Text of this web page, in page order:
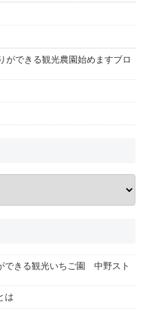
ができる観光農園始めますブロ
できる観光いちご園 中野スト
は